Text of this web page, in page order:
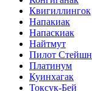
Квигиллингок
Напакиак
Напаскиак
Найтмут
Пилот Стейшн
Платинум
Куинхагак
Токсук-Бей